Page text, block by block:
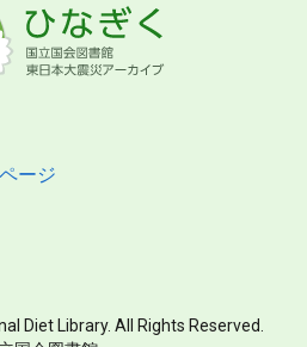
ージ
Diet Library. All Rights Reserved.